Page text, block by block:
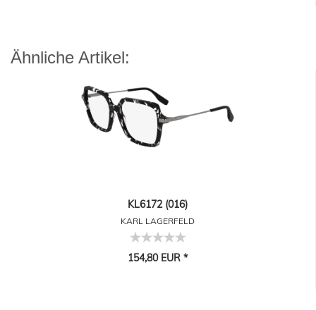
Ähnliche Artikel:
KL6172 (016)
KARL LAGERFELD
154,80 EUR *